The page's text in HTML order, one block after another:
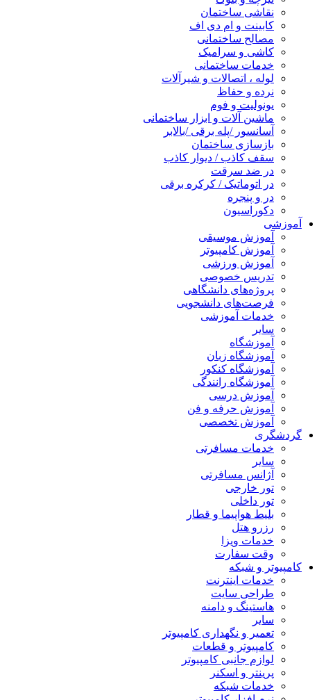
نقاشی ساختمان
کابینت و ام دی اف
مصالح ساختمانی
کاشی و سرامیک
خدمات ساختمانی
لوله ، اتصالات و شیرآلات
نرده و حفاظ
یونولیت و فوم
ماشین آلات و ابزار ساختمانی
آسانسور /پله برقی /بالابر
بازسازی ساختمان
سقف کاذب / دیوار کاذب
در ضد سرقت
در اتوماتیک / کرکره برقی
در و پنجره
دکوراسیون
آموزشی
آموزش موسیقی
آموزش کامپیوتر
آموزش ورزشی
تدریس خصوصی
پروژه‌های دانشگاهی
فرصت‌های دانشجویی
خدمات آموزشی
سایر
آموزشگاه
آموزشگاه زبان
آموزشگاه کنکور
آموزشگاه رانندگی
آموزش درسی
آموزش حرفه و فن
آموزش تخصصی
گردشگری
خدمات مسافرتی
سایر
آژانس مسافرتی
تور خارجی
تور داخلی
بلیط هواپیما و قطار
رزرو هتل
خدمات ویزا
وقت سفارت
کامپیوتر و شبکه
خدمات اینترنت
طراحی سایت
هاستینگ و دامنه
سایر
تعمیر و نگهداری کامپیوتر
کامپیوتر و قطعات
لوازم جانبی کامپیوتر
پرینتر و اسکنر
خدمات شبکه